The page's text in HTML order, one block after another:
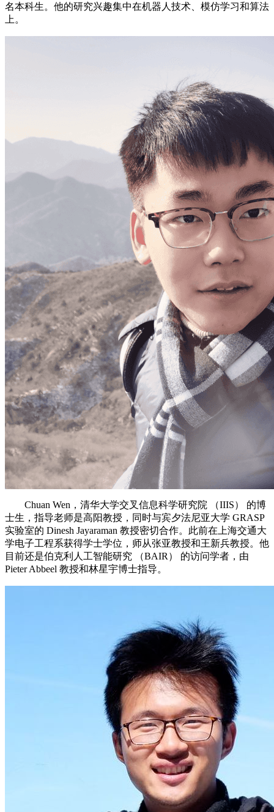
名本科生。他的研究兴趣集中在机器人技术、模仿学习和算法
上。
Chuan Wen，清华大学交叉信息科学研究院 （IIIS） 的博
士生，指导老师是高阳教授，同时与宾夕法尼亚大学 GRASP
实验室的 Dinesh Jayaraman 教授密切合作。此前在上海交通大
学电子工程系获得学士学位，师从张亚教授和王新兵教授。他
目前还是伯克利人工智能研究 （BAIR） 的访问学者，由
Pieter Abbeel 教授和林星宇博士指导。